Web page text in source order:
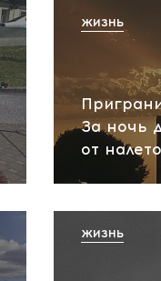
За ночь
от
ЖИЗНЬ
ЖИЗНЬ